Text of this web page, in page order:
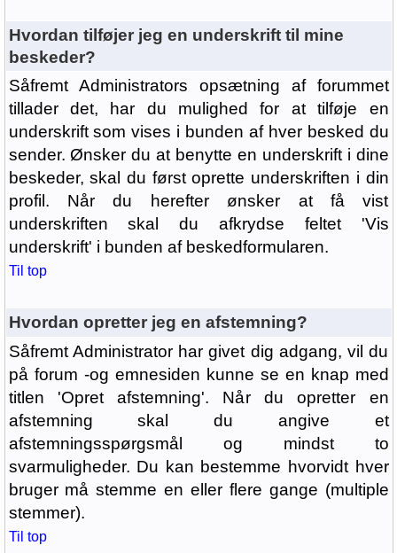
Hvordan tilføjer jeg en underskrift til mine
beskeder?
Såfremt Administrators opsætning af forummet
tillader det, har du mulighed for at tilføje en
underskrift som vises i bunden af hver besked du
sender. Ønsker du at benytte en underskrift i dine
beskeder, skal du først oprette underskriften i din
profil. Når du herefter ønsker at få vist
underskriften skal du afkrydse feltet 'Vis
underskrift' i bunden af beskedformularen.
Til top
Hvordan opretter jeg en afstemning?
Såfremt Administrator har givet dig adgang, vil du
på forum -og emnesiden kunne se en knap med
titlen 'Opret afstemning'. Når du opretter en
afstemning skal du angive et
afstemningsspørgsmål og mindst to
svarmuligheder. Du kan bestemme hvorvidt hver
bruger må stemme en eller flere gange (multiple
stemmer).
Til top